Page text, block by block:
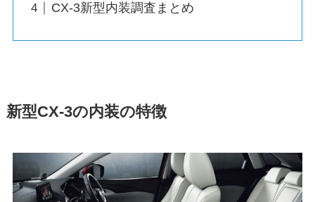
CX-3新型内装調査まとめ
新型CX-3の内装の特徴